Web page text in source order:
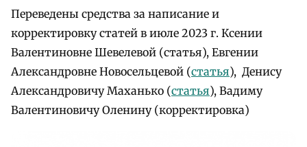
Переведены средства за написание и
корректировку статей в июле 2023 г. Ксении
Валентиновне Шевелевой (статья), Евгении
Александровне Новосельцевой (статья), Денису
Александровичу Маханько (статья), Вадиму
Валентиновичу Оленину (корректировка)